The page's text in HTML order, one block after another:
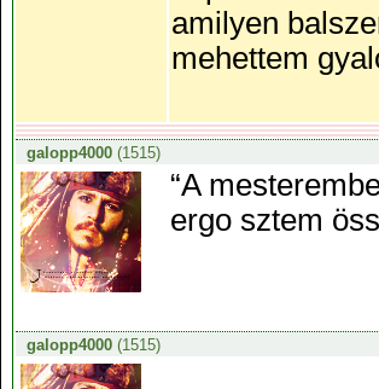
amilyen
mehettem
galopp4000(1515)
“A
ergo sztem
galopp4000(1515)